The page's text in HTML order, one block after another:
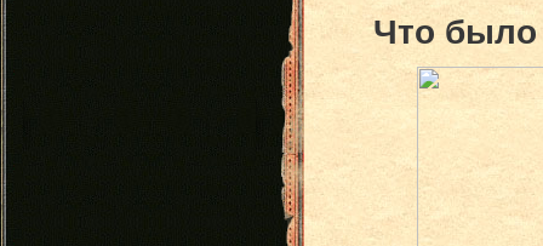
Что было